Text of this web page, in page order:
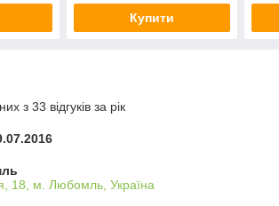
Купити
з 33 відгуків за рік
18, м. Любомль, Україна